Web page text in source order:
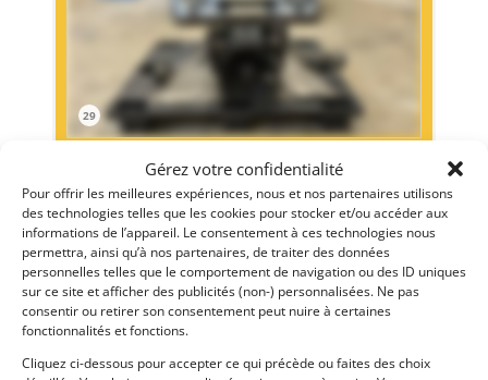
Gérez votre confidentialité
Pour offrir les meilleures expériences, nous et nos partenaires utilisons
des technologies telles que les cookies pour stocker et/ou accéder aux
informations de l’appareil. Le consentement à ces technologies nous
permettra, ainsi qu’à nos partenaires, de traiter des données
personnelles telles que le comportement de navigation ou des ID uniques
sur ce site et afficher des publicités (non-) personnalisées. Ne pas
consentir ou retirer son consentement peut nuire à certaines
fonctionnalités et fonctions.
Cliquez ci-dessous pour accepter ce qui précède ou faites des choix
29
22 mars 2025
4 998 vues
Vends CESCA SPORT PROTO 2L de 1974. Vendue en tant que
"Rolling châssis" : Châssis, carrosserie et Boite Hewland
FT200. Historique très intéressant. Très bien construite.
Excellente éligibilité. Différents moteurs possibles en
fonction du budget. Possibilité BDA injection à
reconstruire...